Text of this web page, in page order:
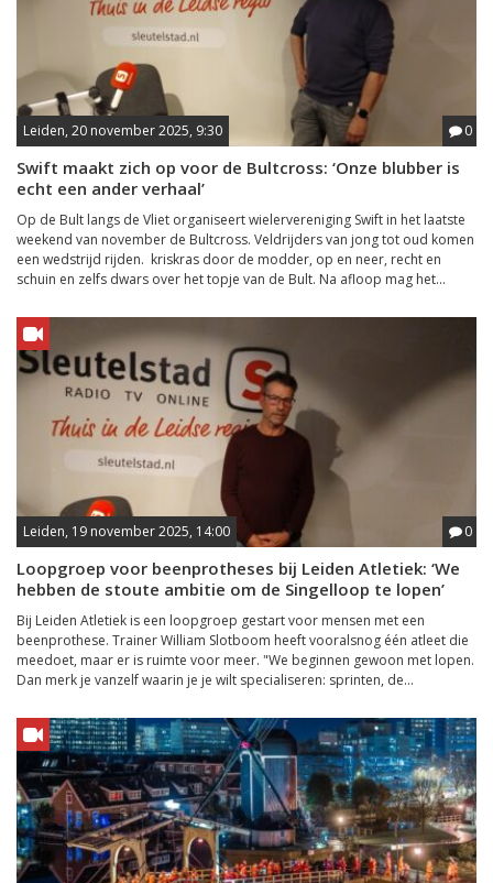
Leiden, 20 november 2025, 9:30 0
Swift maakt zich op voor de Bultcross: ‘Onze blubber is
echt een ander verhaal’
Op de Bult langs de Vliet organiseert wielervereniging Swift in het laatste
weekend van november de Bultcross. Veldrijders van jong tot oud komen
een wedstrijd rijden. kriskras door de modder, op en neer, recht en
schuin en zelfs dwars over het topje van de Bult. Na afloop mag het...
Leiden, 19 november 2025, 14:00 0
Loopgroep voor beenprotheses bij Leiden Atletiek: ‘We
hebben de stoute ambitie om de Singelloop te lopen’
Bij Leiden Atletiek is een loopgroep gestart voor mensen met een
beenprothese. Trainer William Slotboom heeft vooralsnog één atleet die
meedoet, maar er is ruimte voor meer. "We beginnen gewoon met lopen.
Dan merk je vanzelf waarin je je wilt specialiseren: sprinten, de...